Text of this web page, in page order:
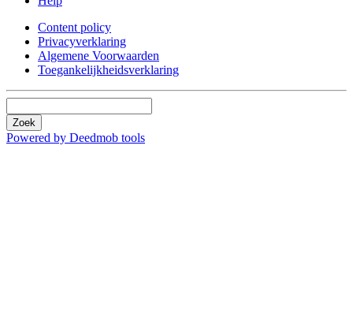
Content policy
Privacyverklaring
Algemene Voorwaarden
Toegankelijkheidsverklaring
Zoek
Powered by Deedmob tools